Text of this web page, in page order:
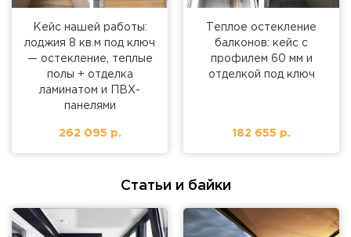
Кейс нашей работы:
лоджия 8 кв.м под ключ
— остекление, теплые
полы + отделка
ламинатом и ПВХ-
панелями
262 095 р.
Теплое остекление
балконов: кейс с
профилем 60 мм и
отделкой под ключ
182 655 р.
Статьи и байки